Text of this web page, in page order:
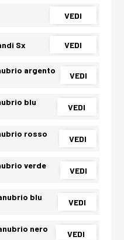
VEDI
Sx VEDI
argento
VEDI
blu
VEDI
rosso
VEDI
verde
VEDI
blu
VEDI
nero
VEDI